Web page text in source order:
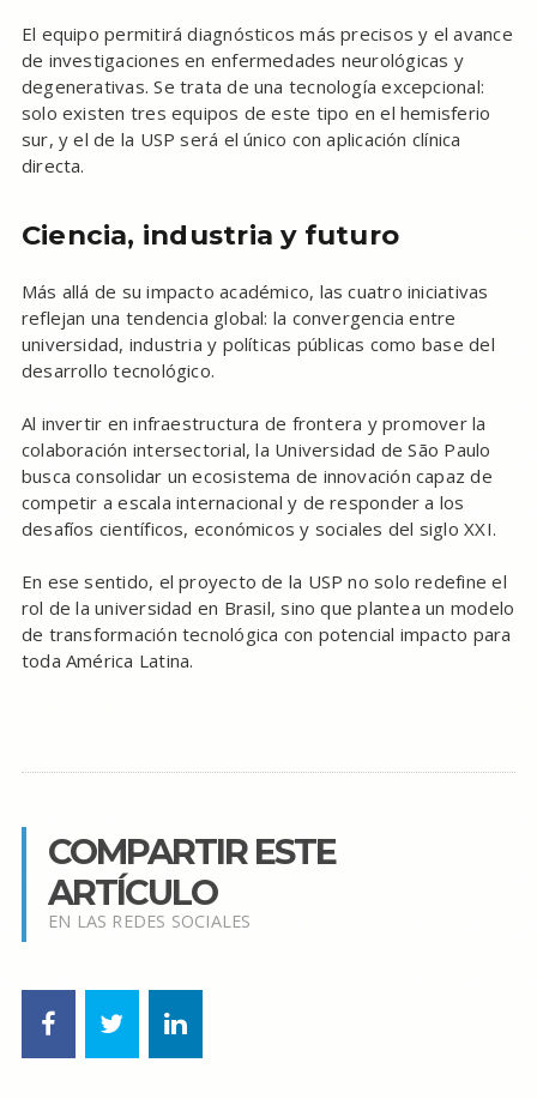
El equipo permitirá diagnósticos más precisos y el avance
de investigaciones en enfermedades neurológicas y
degenerativas. Se trata de una tecnología excepcional:
solo existen tres equipos de este tipo en el hemisferio
sur, y el de la USP será el único con aplicación clínica
directa.
Ciencia, industria y futuro
Más allá de su impacto académico, las cuatro iniciativas
reflejan una tendencia global: la convergencia entre
universidad, industria y políticas públicas como base del
desarrollo tecnológico.
Al invertir en infraestructura de frontera y promover la
colaboración intersectorial, la Universidad de São Paulo
busca consolidar un ecosistema de innovación capaz de
competir a escala internacional y de responder a los
desafíos científicos, económicos y sociales del siglo XXI.
En ese sentido, el proyecto de la USP no solo redefine el
rol de la universidad en Brasil, sino que plantea un modelo
de transformación tecnológica con potencial impacto para
toda América Latina.
COMPARTIR ESTE
ARTÍCULO
EN LAS REDES SOCIALES